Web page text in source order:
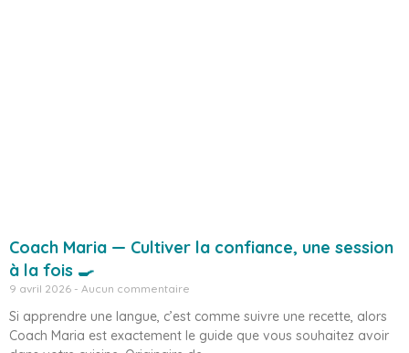
Coach Maria — Cultiver la confiance, une session
à la fois 🍳
9 avril 2026 Aucun commentaire
Si apprendre une langue, c’est comme suivre une recette, alors
Coach Maria est exactement le guide que vous souhaitez avoir